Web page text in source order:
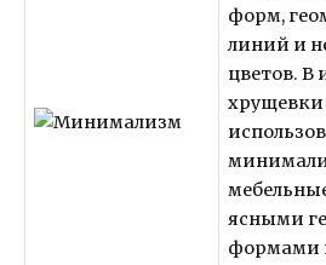
форм,
линий и
цветов. В
ясными
формами